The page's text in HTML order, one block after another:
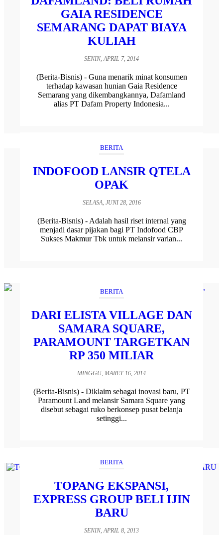
GAIA RESIDENCE
SEMARANG DAPAT BIAYA
KULIAH
SENIN, APRIL 7, 2014
(Berita-Bisnis) - Guna menarik minat konsumen
terhadap kawasan hunian Gaia Residence
Semarang yang dikembangkannya, Dafamland
alias PT Dafam Property Indonesia...
BERITA
INDOFOOD LANSIR QTELA
OPAK
SELASA, JUNI 28, 2016
(Berita-Bisnis) - Adalah hasil riset internal yang
menjadi dasar pijakan bagi PT Indofood CBP
Sukses Makmur Tbk untuk melansir varian...
BERITA
DARI ELISTA VILLAGE DAN
SAMARA SQUARE,
PARAMOUNT TARGETKAN
RP 350 MILIAR
MINGGU, MARET 16, 2014
(Berita-Bisnis) - Diklaim sebagai inovasi baru, PT
Paramount Land melansir Samara Square yang
disebut sebagai ruko berkonsep pusat belanja
setinggi...
BERITA
TOPANG EKSPANSI,
EXPRESS GROUP BELI IJIN
BARU
SENIN, APRIL 8, 2013